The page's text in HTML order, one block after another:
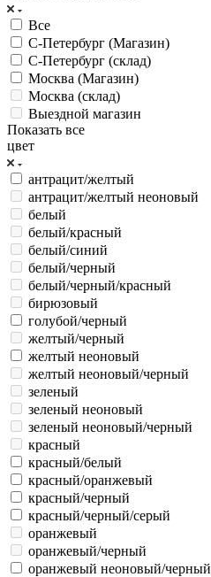
Все
С-Петербург (Магазин)
С-Петербург (склад)
Москва (Магазин)
Москва (склад)
Выездной магазин
Показать все
цвет
антрацит/желтый
антрацит/желтый неоновый
белый
белый/красный
белый/синий
белый/черный
белый/черный/красный
бирюзовый
голубой/черный
желтый/черный
желтый неоновый
желтый неоновый/черный
зеленый
зеленый неоновый
зеленый неоновый/черный
красный
красный/белый
красный/оранжевый
красный/черный
красный/черный/серый
оранжевый
оранжевый/черный
оранжевый неоновый/черный